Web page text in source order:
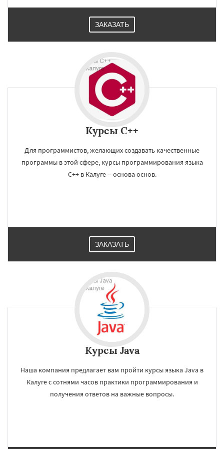
ЗАКАЗАТЬ
Курсы C++
Для программистов, желающих создавать качественные
программы в этой сфере, курсы программирования языка
C++ в Калуге – основа основ.
ЗАКАЗАТЬ
Курсы Java
Наша компания предлагает вам пройти курсы языка Java в
Калуге с сотнями часов практики программирования и
получения ответов на важные вопросы.